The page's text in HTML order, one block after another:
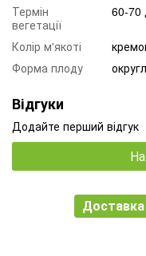
Термін
вегетації
60-70
Колір м'якоті
Форма плоду
Відгуки
Додайте перший відгук
Доставка